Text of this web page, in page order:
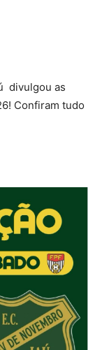
divulgou as
Confiram tudo